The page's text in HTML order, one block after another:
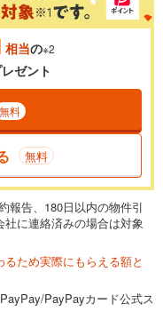
です。多くの金融機関
ています。
万円
8,980万円
額を入力してくださ
目安です。
万円
相当の※2
ゼント
無料
無料
報告、180日以内の物件引
に連絡済みの場合は対象
ため実際にもらえる額と
PayPayカード公式ス